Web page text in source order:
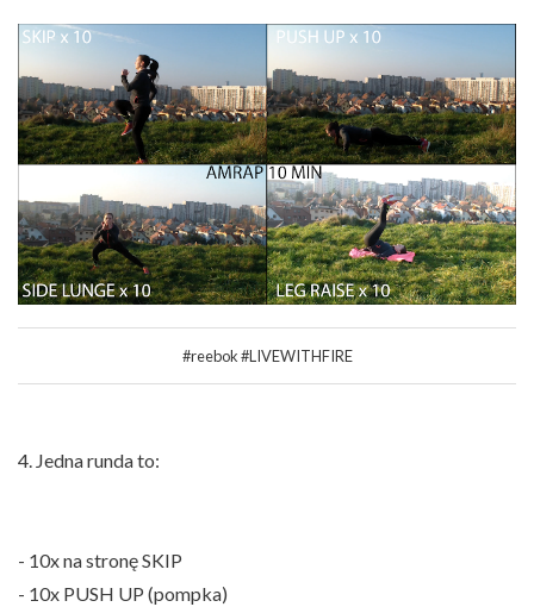
#reebok #LIVEWITHFIRE
4. Jedna runda to:
- 10x na stronę SKIP
- 10x PUSH UP (pompka)